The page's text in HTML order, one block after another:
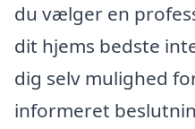
du vælger en
dit hjems bedste
dig selv mulighed
informeret